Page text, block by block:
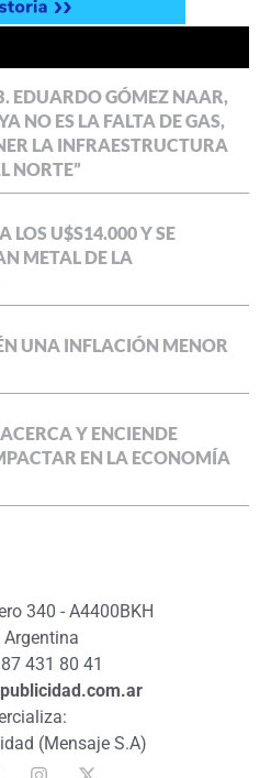
EDUARDO GÓMEZ NAAR,
NO ES LA FALTA DE GAS,
LA INFRAESTRUCTURA
NORTE”
LOS U$S14.000 Y SE
METAL DE LA
UNA INFLACIÓN MENOR
Y ENCIENDE
EN LA ECONOMÍA
340 - A4400BKH
431 80 41
(Mensaje S.A)